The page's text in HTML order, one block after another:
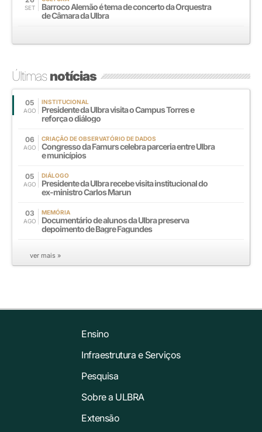
SET
Barroco Alemão é tema de concerto da Orquestra
de Câmara da Ulbra
Últimasnotícias
05
AGO
INSTITUCIONAL
Presidente da Ulbra visita o Campus Torres e
reforça o diálogo
06
AGO
CRIAÇÃO DE OBSERVATÓRIO DE DADOS
Congresso da Famurs celebra parceria entre Ulbra
e municípios
05
AGO
DIÁLOGO
Presidente da Ulbra recebe visita institucional do
ex-ministro Carlos Marun
03
AGO
MEMÓRIA
Documentário de alunos da Ulbra preserva
depoimento de Bagre Fagundes
ver mais »
Ensino
Infraestrutura e Serviços
Pesquisa
Sobre a ULBRA
Extensão